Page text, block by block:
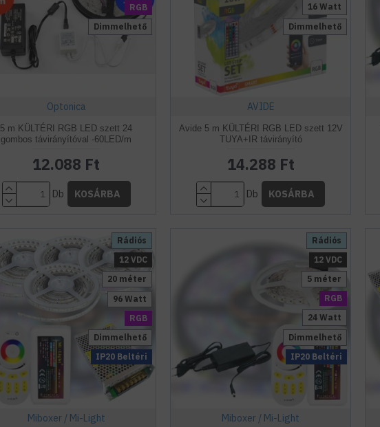
RGB
Dimmelhető
Optonica
5 m KÜLTÉRI RGB LED szett 24
gombos távirányítóval -60LED/m
12.088 Ft
Db KOSÁRBA
Dimmelhető
16 Watt
AVIDE
Avide 5 m KÜLTÉRI RGB LED szett 12V
TUYA+IR távirányító
14.288 Ft
Db KOSÁRBA
RGB
IP20 Beltéri
Rádiós
12 VDC
Dimmelhető
20 méter
96 Watt
Miboxer / Mi-Light
RGB
IP20 Beltéri
Rádiós
12 VDC
Dimmelhető
5 méter
24 Watt
Miboxer / Mi-Light